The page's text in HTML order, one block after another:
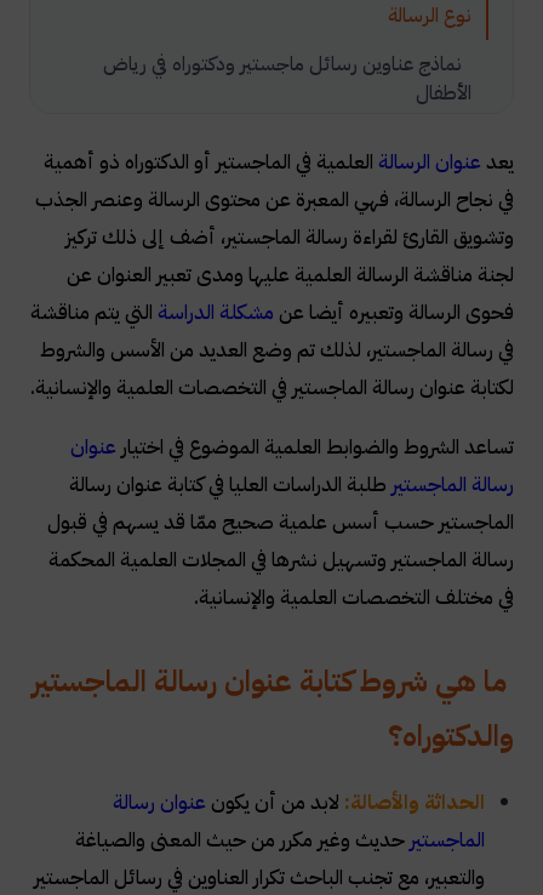
نوع الرسالة
نماذج عناوين رسائل ماجستير ودكتوراه في رياض
الأطفال
يعد عنوان الرسالة العلمية في الماجستير أو الدكتوراه ذو أهمية
في نجاح الرسالة، فهي المعبرة عن محتوى الرسالة وعنصر الجذب
وتشويق القارئ لقراءة رسالة الماجستير، أضف إلى ذلك تركيز
لجنة مناقشة الرسالة العلمية عليها ومدى تعبير العنوان عن
فحوى الرسالة وتعبيره أيضا عن مشكلة الدراسة التي يتم مناقشة
في رسالة الماجستير، لذلك تم وضع العديد من الأسس والشروط
لكتابة عنوان رسالة الماجستير في التخصصات العلمية والإنسانية.
تساعد الشروط والضوابط العلمية الموضوع في اختيار عنوان
رسالة الماجستير طلبة الدراسات العليا في كتابة عنوان رسالة
الماجستير حسب أسس علمية صحيح ممّا قد يسهم في قبول
رسالة الماجستير وتسهيل نشرها في المجلات العلمية المحكمة
في مختلف التخصصات العلمية والإنسانية.
ما هي شروط كتابة عنوان رسالة الماجستير
والدكتوراه؟
الحداثة والأصالة: لابد من أن يكون عنوان رسالة
الماجستير حديث وغير مكرر من حيث المعنى والصياغة
والتعبير، مع تجنب الباحث تكرار العناوين في رسائل الماجستير